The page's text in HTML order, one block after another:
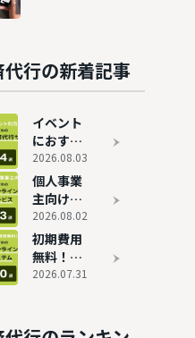
る決済代
行サービ
スおすす
め11選
行の新着記事
イベント
におすす
めの決済
代行サー
ビス14
選！短期
の端末レ
ンタルも
可能
2026.08.03
個人事業
主向けの
オンライ
ン決済サ
ービスお
すすめ13
2026.08.02
初期費用
無料！オ
ンライン
おすすめ
2026.07.31